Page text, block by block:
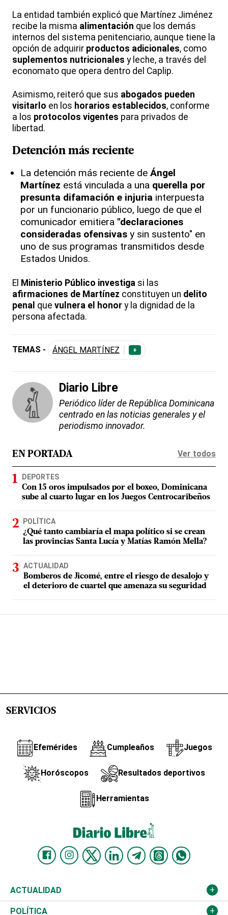
La entidad también explicó que Martínez Jiménez
recibe la misma alimentación que los demás
internos del sistema penitenciario, aunque tiene la
opción de adquirir productos adicionales, como
suplementos nutricionales y leche, a través del
economato que opera dentro del Caplip.
Asimismo, reiteró que sus abogados pueden
visitarlo en los horarios establecidos, conforme
a los protocolos vigentes para privados de
libertad.
Detención más reciente
La detención más reciente de Ángel
Martínez está vinculada a una querella por
presunta difamación e injuria interpuesta
por un funcionario público, luego de que el
comunicador emitiera "declaraciones
consideradas ofensivas y sin sustento" en
uno de sus programas transmitidos desde
Estados Unidos.
El Ministerio Público investiga si las
afirmaciones de Martínez constituyen un delito
penal que vulnera el honor y la dignidad de la
persona afectada.
TEMAS - ÁNGEL MARTÍNEZ +
Diario Libre
Periódico líder de República Dominicana
centrado en las noticias generales y el
periodismo innovador.
EN PORTADA Ver todos
DEPORTES
Con 15 oros impulsados por el boxeo, Dominicana
sube al cuarto lugar en los Juegos Centrocaribeños
POLÍTICA
¿Qué tanto cambiaría el mapa político si se crean
las provincias Santa Lucía y Matías Ramón Mella?
ACTUALIDAD
Bomberos de Jicomé, entre el riesgo de desalojo y
el deterioro de cuartel que amenaza su seguridad
SERVICIOS
Efemérides Cumpleaños Juegos
Horóscopos Resultados deportivos
Herramientas
ACTUALIDAD
Nacional
POLÍTICA